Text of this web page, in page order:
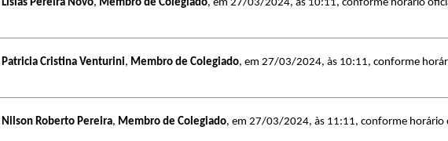
Lisias Pereira Novo, Membro de Colegiado, em 27/03/2024, às 10:11, conforme horário
Patricia Cristina Venturini, Membro de Colegiado, em 27/03/2024, às 10:11, conforme
Nilson Roberto Pereira, Membro de Colegiado, em 27/03/2024, às 11:11, conforme horário